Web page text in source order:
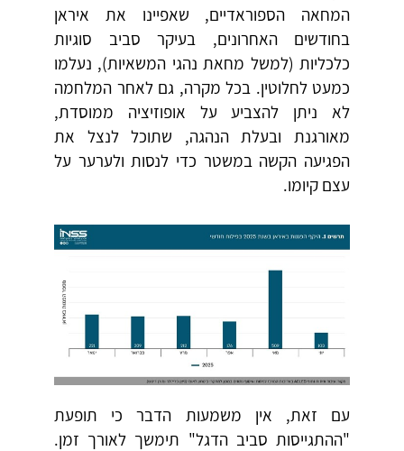
המחאה הספוראדיים, שאפיינו את איראן
בחודשים האחרונים, בעיקר סביב סוגיות
כלכליות (למשל מחאת נהגי המשאיות), נעלמו
כמעט לחלוטין. בכל מקרה, גם לאחר המלחמה
לא ניתן להצביע על אופוזיציה ממוסדת,
מאורגנת ובעלת הנהגה, שתוכל לנצל את
הפגיעה הקשה במשטר כדי לנסות ולערער על
עצם קיומו.
עם זאת, אין משמעות הדבר כי תופעת
"ההתגייסות סביב הדגל" תימשך לאורך זמן.